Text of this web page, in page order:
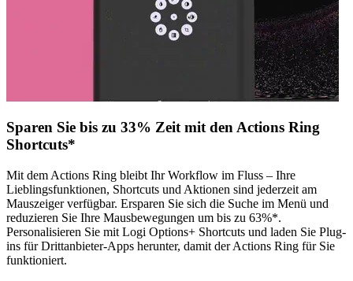
Sparen Sie bis zu 33% Zeit mit den Actions Ring
Shortcuts*
Mit dem Actions Ring bleibt Ihr Workflow im Fluss – Ihre
Lieblingsfunktionen, Shortcuts und Aktionen sind jederzeit am
Mauszeiger verfügbar. Ersparen Sie sich die Suche im Menü und
reduzieren Sie Ihre Mausbewegungen um bis zu 63%*.
Personalisieren Sie mit Logi Options+ Shortcuts und laden Sie Plug-
ins für Drittanbieter-Apps herunter, damit der Actions Ring für Sie
funktioniert.